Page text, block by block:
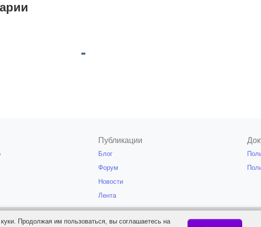
Публикации
Блог
Форум
Новости
Лента
использование материалов сайта "ServerMon" разрешается только при
Продолжая им пользоваться, вы соглашаетесь на